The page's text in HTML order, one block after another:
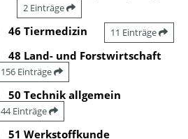
2 Einträge
46 Tiermedizin 11 Einträge
48 Land- und Forstwirtschaft
156 Einträge
50 Technik allgemein
44 Einträge
51 Werkstoffkunde